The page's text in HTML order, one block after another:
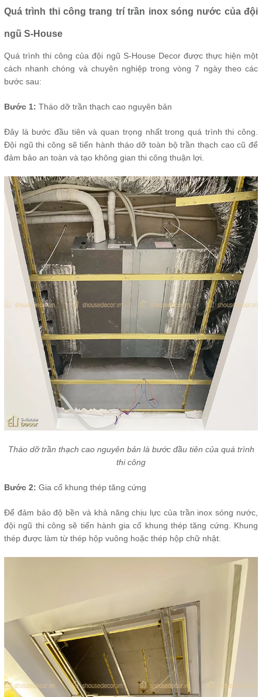
Quá trình thi công trang trí trần inox sóng nước của đội
ngũ S-House
Quá trình thi công của đội ngũ S-House Decor được thực hiện một
cách nhanh chóng và chuyên nghiệp trong vòng 7 ngày theo các
bước sau:
Bước 1: Tháo dỡ trần thạch cao nguyên bản
Đây là bước đầu tiên và quan trọng nhất trong quá trình thi công.
Đội ngũ thi công sẽ tiến hành tháo dỡ toàn bộ trần thạch cao cũ để
đảm bảo an toàn và tạo không gian thi công thuận lợi.
Tháo dỡ trần thạch cao nguyên bản là bước đầu tiên của quá trình
thi công
Bước 2: Gia cố khung thép tăng cứng
Để đảm bảo độ bền và khả năng chịu lực của trần inox sóng nước,
đội ngũ thi công sẽ tiến hành gia cố khung thép tăng cứng. Khung
thép được làm từ thép hộp vuông hoặc thép hộp chữ nhật.